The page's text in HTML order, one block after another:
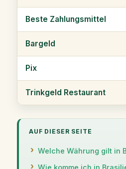
Beste Zahlungsmittel
Bargeld
Pix
Trinkgeld Restaurant
AUF DIESER SEITE
Welche Währung gilt in
Wie komme ich in